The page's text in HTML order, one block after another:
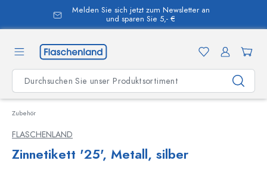
springen
Melden Sie sich jetzt zum Newsletter an
und sparen Sie 5,- €
Zubehör
FLASCHENLAND
Zinnetikett '25', Metall, silber